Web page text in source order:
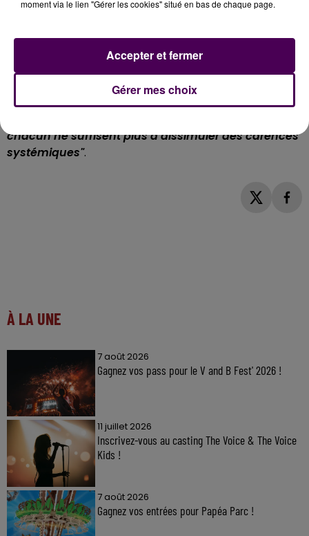
En conséquence de cette surcharge de travail, le
texte pointe un
"lié
aux conditions de travail au sein de la juridiction"
conclusion, la motion affirme que "la conscience
chacun ne suffisent plus à dissimuler des carences
systémiques".
À LA UNE
7 août 2026
Gagnez vos pass pour le V and B Fest' 2026 !
11 juillet 2026
Inscrivez-vous au casting The Voice & The Voice
Kids !
7 août 2026
Gagnez vos entrées pour Papéa Parc !
moment via le lien "Gérer les cookies" situé en bas de chaque page.
Gérer mes choix
Accepter et fermer